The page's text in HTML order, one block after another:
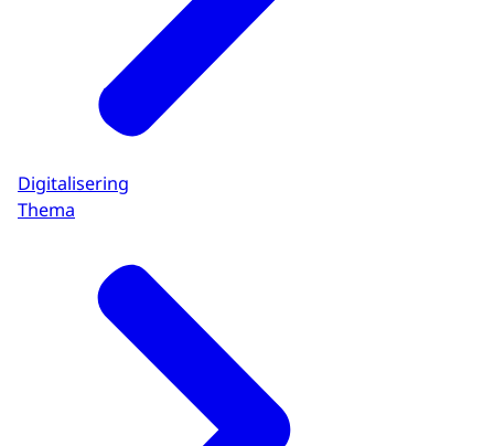
Digitalisering
Thema